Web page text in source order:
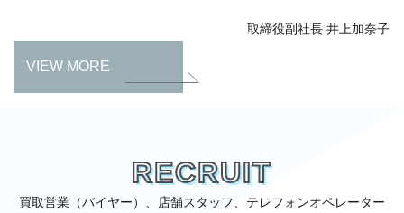
取締役副社長 井上加奈子
VIEW MORE
RECRUIT
買取営業（バイヤー）、店舗スタッフ、テレフォンオペレーター